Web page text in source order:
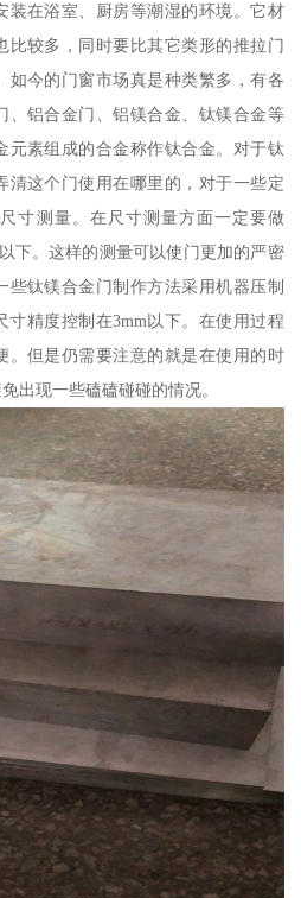
装在浴室、厨房等潮湿的环境。它材
比较多，同时要比其它类形的推拉门
如今的门窗市场真是种类繁多，有各
、铝合金门、铝镁合金、钛镁合金等
元素组成的合金称作钛合金。对于钛
清这个门使用在哪里的，对于一些定
寸测量。在尺寸测量方面一定要做
下。这样的测量可以使门更加的严密
些钛镁合金门制作方法采用机器压制
精度控制在3mm以下。在使用过程
。但是仍需要注意的就是在使用的时
出现一些磕磕碰碰的情况。